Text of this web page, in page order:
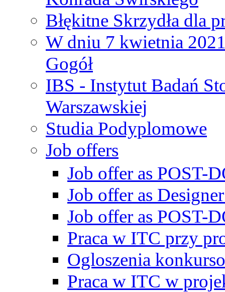
Błękitne Skrzydła dla
W dniu 7 kwietnia
Gogół
IBS - Instytut Badań
Warszawskiej
Studia Podyplomowe
Job offers
Job offer as POST-
Job offer as
Job offer as POST-
Praca w ITC przy
Ogloszenia
Praca w ITC w